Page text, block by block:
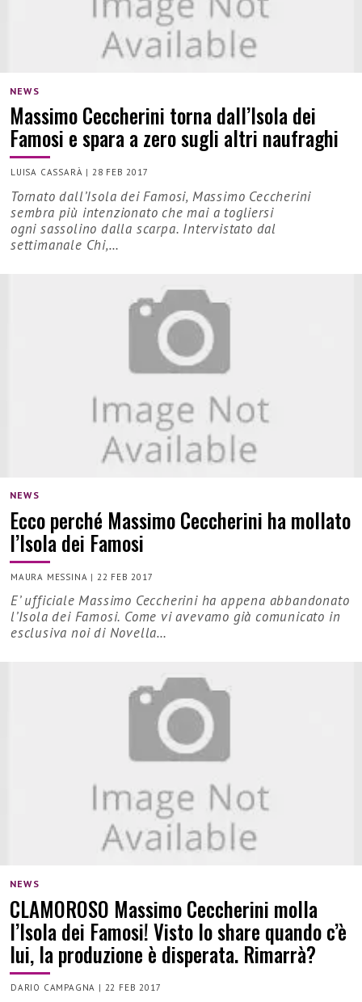
NEWS
Massimo Ceccherini torna dall’Isola dei
Famosi e spara a zero sugli altri naufraghi
LUISA CASSARÀ | 28 FEB 2017
Tornato dall’Isola dei Famosi, Massimo Ceccherini
sembra più intenzionato che mai a togliersi
ogni sassolino dalla scarpa. Intervistato dal
settimanale Chi,…
NEWS
Ecco perché Massimo Ceccherini ha mollato
l’Isola dei Famosi
MAURA MESSINA | 22 FEB 2017
E’ ufficiale Massimo Ceccherini ha appena abbandonato
l’Isola dei Famosi. Come vi avevamo già comunicato in
esclusiva noi di Novella…
NEWS
CLAMOROSO Massimo Ceccherini molla
l’Isola dei Famosi! Visto lo share quando c’è
lui, la produzione è disperata. Rimarrà?
DARIO CAMPAGNA | 22 FEB 2017